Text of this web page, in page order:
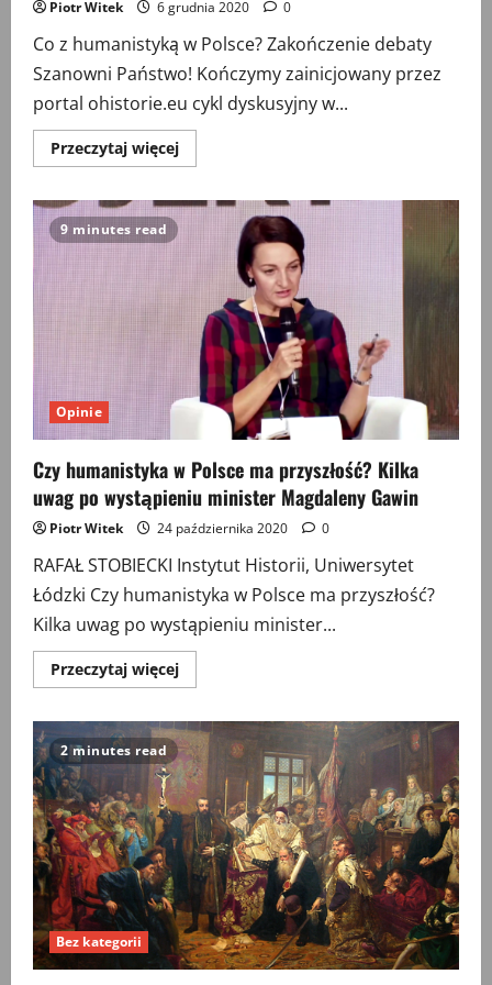
Piotr Witek 6 grudnia 2020 0
Co z humanistyką w Polsce? Zakończenie debaty
Szanowni Państwo! Kończymy zainicjowany przez
portal ohistorie.eu cykl dyskusyjny w...
Przeczytaj więcejPrzeczytaj
więcej
z
humanistyką
Zakończenie
debaty
9 minutes read
Opinie
Czy humanistyka w Polsce ma przyszłość? Kilka
uwag po wystąpieniu minister Magdaleny Gawin
Piotr Witek 24 października 2020 0
RAFAŁ STOBIECKI Instytut Historii, Uniwersytet
Łódzki Czy humanistyka w Polsce ma przyszłość?
Kilka uwag po wystąpieniu minister...
Przeczytaj więcejPrzeczytaj
więcej
humanistyka
w
Polsce
ma
przyszłość?
Kilka
uwag
po
wystąpieniu
minister
Magdaleny
Gawin
2 minutes read
Bez kategorii